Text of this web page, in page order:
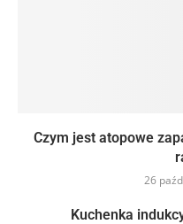
Czym jest atopowe
26
Kuchenka